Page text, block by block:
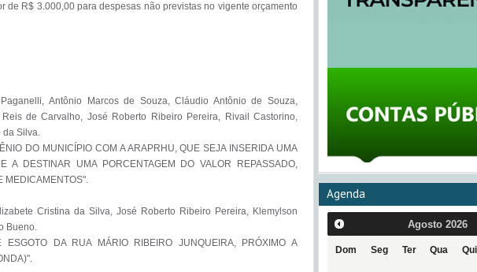
de R$ 3.000,00 para despesas não previstas no vigente orçamento
Antônio Marcos de Souza, Cláudio Antônio de Souza,
de Carvalho, José Roberto Ribeiro Pereira, Rivail Castorino,
da Silva.
DO MUNICÍPIO COM A ARAPRHU, QUE SEJA INSERIDA UMA
A DESTINAR UMA PORCENTAGEM DO VALOR REPASSADO,
MEDICAMENTOS".
Cristina da Silva, José Roberto Ribeiro Pereira, Klemylson
Bueno.
DA RUA MÁRIO RIBEIRO JUNQUEIRA, PRÓXIMO A
Agenda
Agosto 2026
Dom Seg Ter Qua Qui